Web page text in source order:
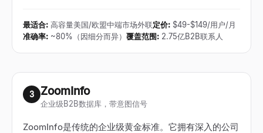
最适合: 高容量美国/欧盟中端市场外联定价: $49-$149/用户/月
准确率: ~80%（因细分而异） 覆盖范围: 2.75亿B2B联系人
3 ZoomInfo
企业级B2B数据库，带意图信号
ZoomInfo是传统的企业级黄金标准。它拥有深入的公司